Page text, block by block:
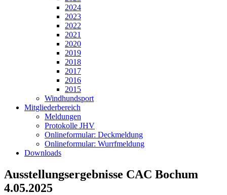
2024
2023
2022
2021
2020
2019
2018
2017
2016
2015
Windhundsport
Mitgliederbereich
Meldungen
Protokolle JHV
Onlineformular: Deckmeldung
Onlineformular: Wurrfmeldung
Downloads
Ausstellungsergebnisse CAC Bochum
4.05.2025